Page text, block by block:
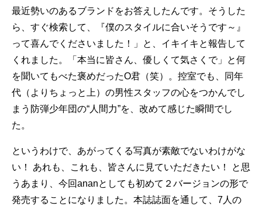
最近勢いのあるブランドをお答えしたんです。そうした
ら、すぐ検索して、『僕のスタイルに合いそうです～』
って喜んでくださいました！」と、イキイキと報告して
くれました。「本当に皆さん、優しくて気さくで」と何
を聞いてもべた褒めだったO君（笑）。控室でも、同年
代（よりちょっと上）の男性スタッフの心をつかんでし
まう防弾少年団の“人間力”を、改めて感じた瞬間でし
た。
というわけで、あがってくる写真が素敵でないわけがな
い！ あれも、これも、皆さんに見ていただきたい！ と思
うあまり、今回ananとしても初めて２バージョンの形で
発売することになりました。本誌誌面を通して、7人の